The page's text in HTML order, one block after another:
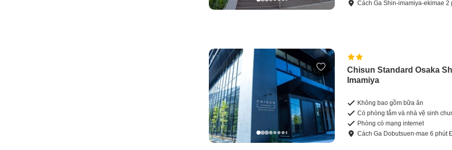
CáchGa Shin-imamiya-ekimae 2
Chisun Standard Osaka
Imamiya
Không bao gồm bữa ăn
Có phòng tắm và nhà vệ sinh
Phòng có mạng internet
CáchGa Dobutsuen-mae 6 phút